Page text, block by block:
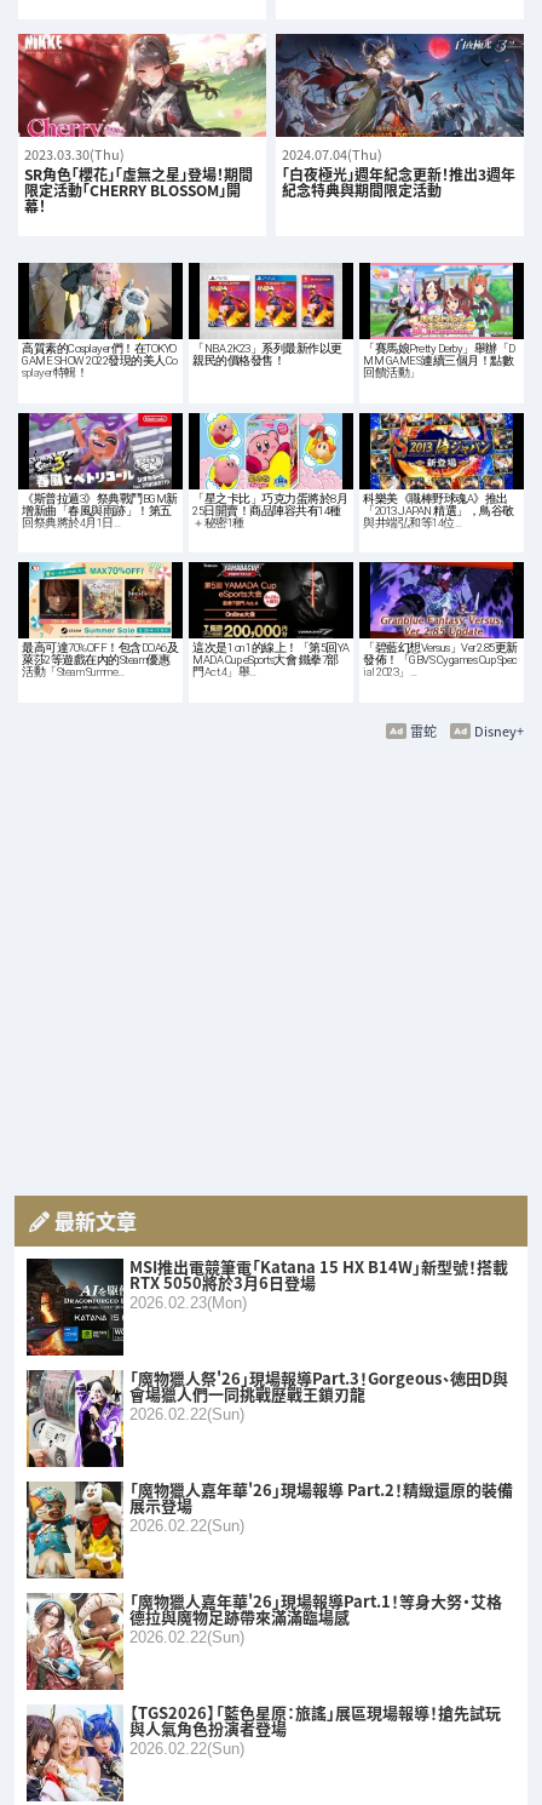
2023.03.30(Thu)
SR角色「櫻花」「虛無之星」登場！期間
限定活動「CHERRY BLOSSOM」開
幕！
2024.07.04(Thu)
「白夜極光」週年紀念更新！推出3週年
紀念特典與期間限定活動
高質素的Cosplayer們！在TOKYO
GAME SHOW 2022發現的美人Co
splayer特輯！
「NBA 2K23」系列最新作以更
親民的價格發售！
「賽馬娘Pretty Derby」舉辦「D
MM GAMES連續三個月！點數
回饋活動」
《斯普拉遁3》祭典戰鬥BGM新
增新曲「春風與雨跡」！第五
回祭典將於4月1日…
「星之卡比」巧克力蛋將於8月
25日開賣！商品陣容共有14種
＋秘密1種
科樂美《職棒野球魂A》推出
「2013 JAPAN 精選」，鳥谷敬
與井端弘和等14位…
最高可達70%OFF！包含DOA6及
萊莎2等遊戲在內的Steam優惠
活動「Steam Summe…
這次是1 on 1的線上！「第5回YA
MADA Cup eSports大會 鐵拳7部
門Act.4」舉…
「碧藍幻想Versus」Ver2.85更新
發佈！「GBVS Cygames Cup Spec
ial 2023」…
Disney+
雷蛇
最新文章
MSI推出電競筆電「Katana 15 HX B14W」新型號！搭載
RTX 5050將於3月6日登場
2026.02.23(Mon)
「魔物獵人祭'26」現場報導Part.3！Gorgeous、徳田D與
會場獵人們一同挑戰歷戰王鎖刃龍
2026.02.22(Sun)
「魔物獵人嘉年華'26」現場報導 Part.2！精緻還原的裝備
展示登場
2026.02.22(Sun)
「魔物獵人嘉年華'26」現場報導Part.1！等身大努・艾格
德拉與魔物足跡帶來滿滿臨場感
2026.02.22(Sun)
【TGS2026】「藍色星原：旅謠」展區現場報導！搶先試玩
與人氣角色扮演者登場
2026.02.22(Sun)